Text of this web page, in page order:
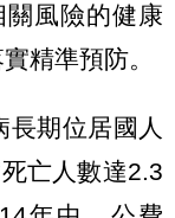
風險的健康
精準預防。
長期位居國人
亡人數達2.3